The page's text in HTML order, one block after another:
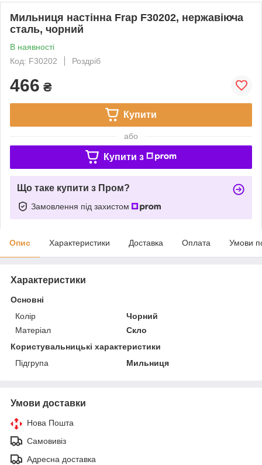
Мильниця настінна Frap F30202, нержавіюча
сталь, чорний
В наявності
Код: F30202
Роздріб
466 ₴
Купити
або
Купити з
Що таке купити з Пром?
Замовлення під захистом
Опис Характеристики Доставка Оплата Умови
Характеристики
Основні
Колір
Чорний
Матеріал
Скло
Користувальницькі характеристики
Підгрупа
Мильниця
Умови доставки
Нова Пошта
Самовивіз
Адресна доставка